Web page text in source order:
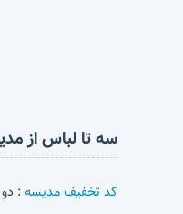
سه تا لباس از
کد تخفیف مدیسه: